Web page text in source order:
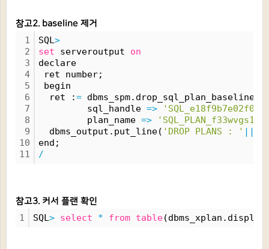
참고2. baseline 제거
1
2
3
4
5
6
7
8
9
10
11
SQL>
set serveroutput on
declare
ret number;
begin
ret := dbms_spm.drop_sql_plan_baseline(
sql_handle => '
plan_name => '
dbms_output.put_line( 'DROP PLANS : ' | |
end;
/
참고3. 커서 플랜 확인
1 SQL> select * from table